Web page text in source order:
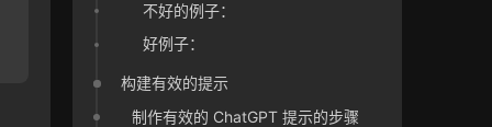
不好的例子：
好例子：
构建有效的提示
制作有效的 ChatGPT 提示的步骤